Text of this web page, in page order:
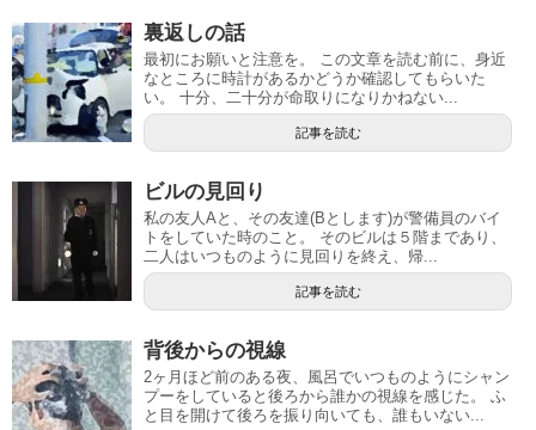
裏返しの話
最初にお願いと注意を。 この文章を読む前に、身近
なところに時計があるかどうか確認してもらいた
い。 十分、二十分が命取りになりかねない...
記事を読む
ビルの見回り
私の友人Aと、その友達(Bとします)が警備員のバイ
トをしていた時のこと。 そのビルは５階まであり、
二人はいつものように見回りを終え、帰...
記事を読む
背後からの視線
2ヶ月ほど前のある夜、風呂でいつものようにシャン
プーをしていると後ろから誰かの視線を感じた。 ふ
と目を開けて後ろを振り向いても、誰もいない...